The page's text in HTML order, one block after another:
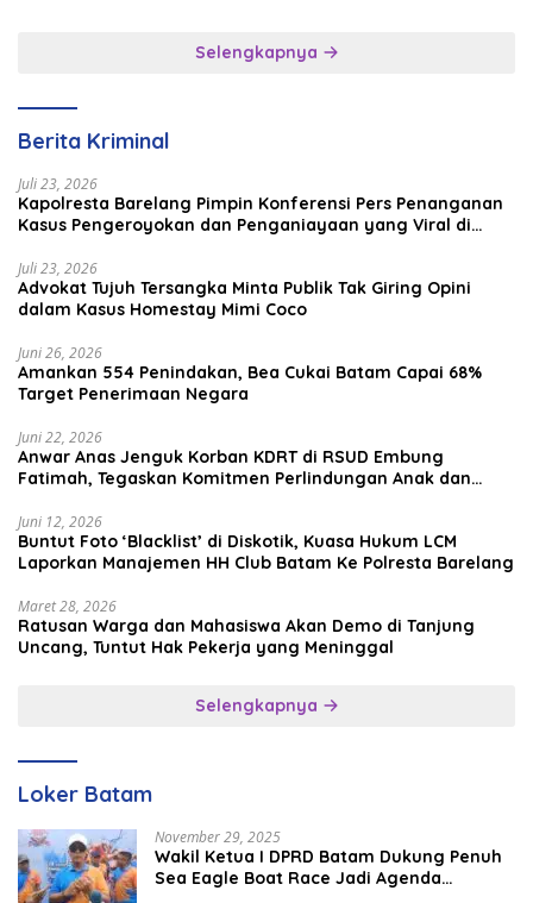
Selengkapnya
Berita Kriminal
Juli 23, 2026
Kapolresta Barelang Pimpin Konferensi Pers Penanganan
Kasus Pengeroyokan dan Penganiayaan yang Viral di
Juli 23, 2026
Advokat Tujuh Tersangka Minta Publik Tak Giring Opini
dalam Kasus Homestay Mimi Coco
Juni 26, 2026
Amankan 554 Penindakan, Bea Cukai Batam Capai 68%
Target Penerimaan Negara
Juni 22, 2026
Anwar Anas Jenguk Korban KDRT di RSUD Embung
Fatimah, Tegaskan Komitmen Perlindungan Anak dan
Juni 12, 2026
Buntut Foto ‘Blacklist’ di Diskotik, Kuasa Hukum LCM
Laporkan Manajemen HH Club Batam Ke Polresta Barelang
Maret 28, 2026
Ratusan Warga dan Mahasiswa Akan Demo di Tanjung
Uncang, Tuntut Hak Pekerja yang Meninggal
Selengkapnya
Loker Batam
November 29, 2025
Wakil Ketua I DPRD Batam Dukung Penuh
Sea Eagle Boat Race Jadi Agenda